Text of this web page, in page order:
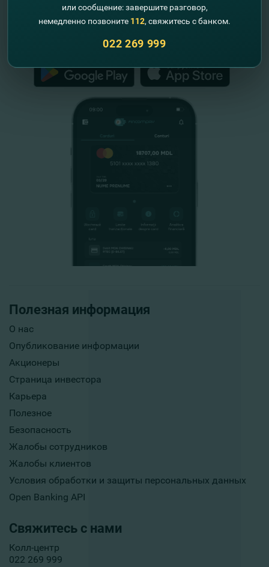
Полезная информация
О нас
Опубликование информации
Акционеры
Страница инвестора
Карьера
Полезное
Безопасность
Жалобы сотрудников
Жалобы клиентов
Условия обработки и защиты персональных данных
Open Banking API
Свяжитесь с нами
Колл-центр
022 269 999
Республики Молдова
FinComPay Mobile
или сообщение: завершите разговор,
немедленно позвоните 112, свяжитесь с банком.
022 269 999